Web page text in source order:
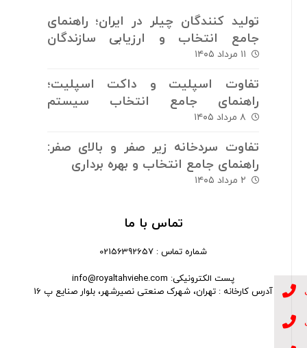
تولید کنندگان چیلر در ایران؛ راهنمای
جامع انتخاب و ارزیابی سازندگان
سیستم های برودتی
۱۱ مرداد ۱۴۰۵
تفاوت اسپلیت و داکت اسپلیت؛
راهنمای جامع انتخاب سیستم
سرمایش و گرمایش
۸ مرداد ۱۴۰۵
تفاوت سردخانه زیر صفر و بالای صفر:
راهنمای جامع انتخاب و بهره برداری
۲ مرداد ۱۴۰۵
تماس با ما
شماره تماس : 02156392657
پست الکترونیکی: info@royaltahviehe.com
آدرس کارخانه : تهران، شهرک صنعتی نصیرشهر، بلوار صنایع پ 16